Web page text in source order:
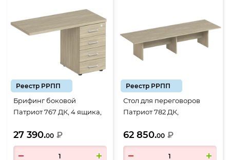
Реестр РРПП
Брифинг боковой
Патриот 767 ДК, 4 ящика,
скандинавский
27 390.00 ₽
Реестр РРПП
Стол для переговоров
Патриот 782 ДК,
дуб скандинавский
62 850.00 ₽